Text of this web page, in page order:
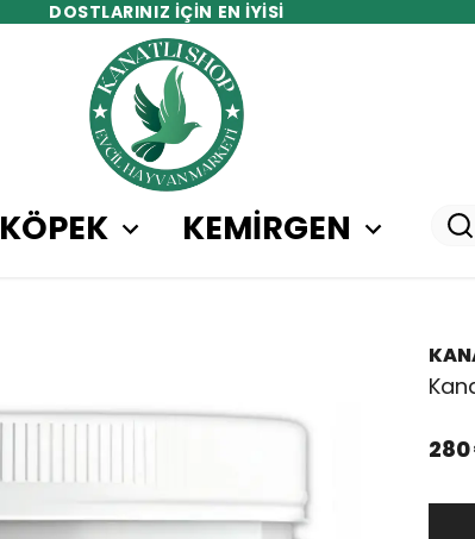
DOSTLARINIZ İÇİN EN İYİSİ
KÖPEK KEMİRGEN